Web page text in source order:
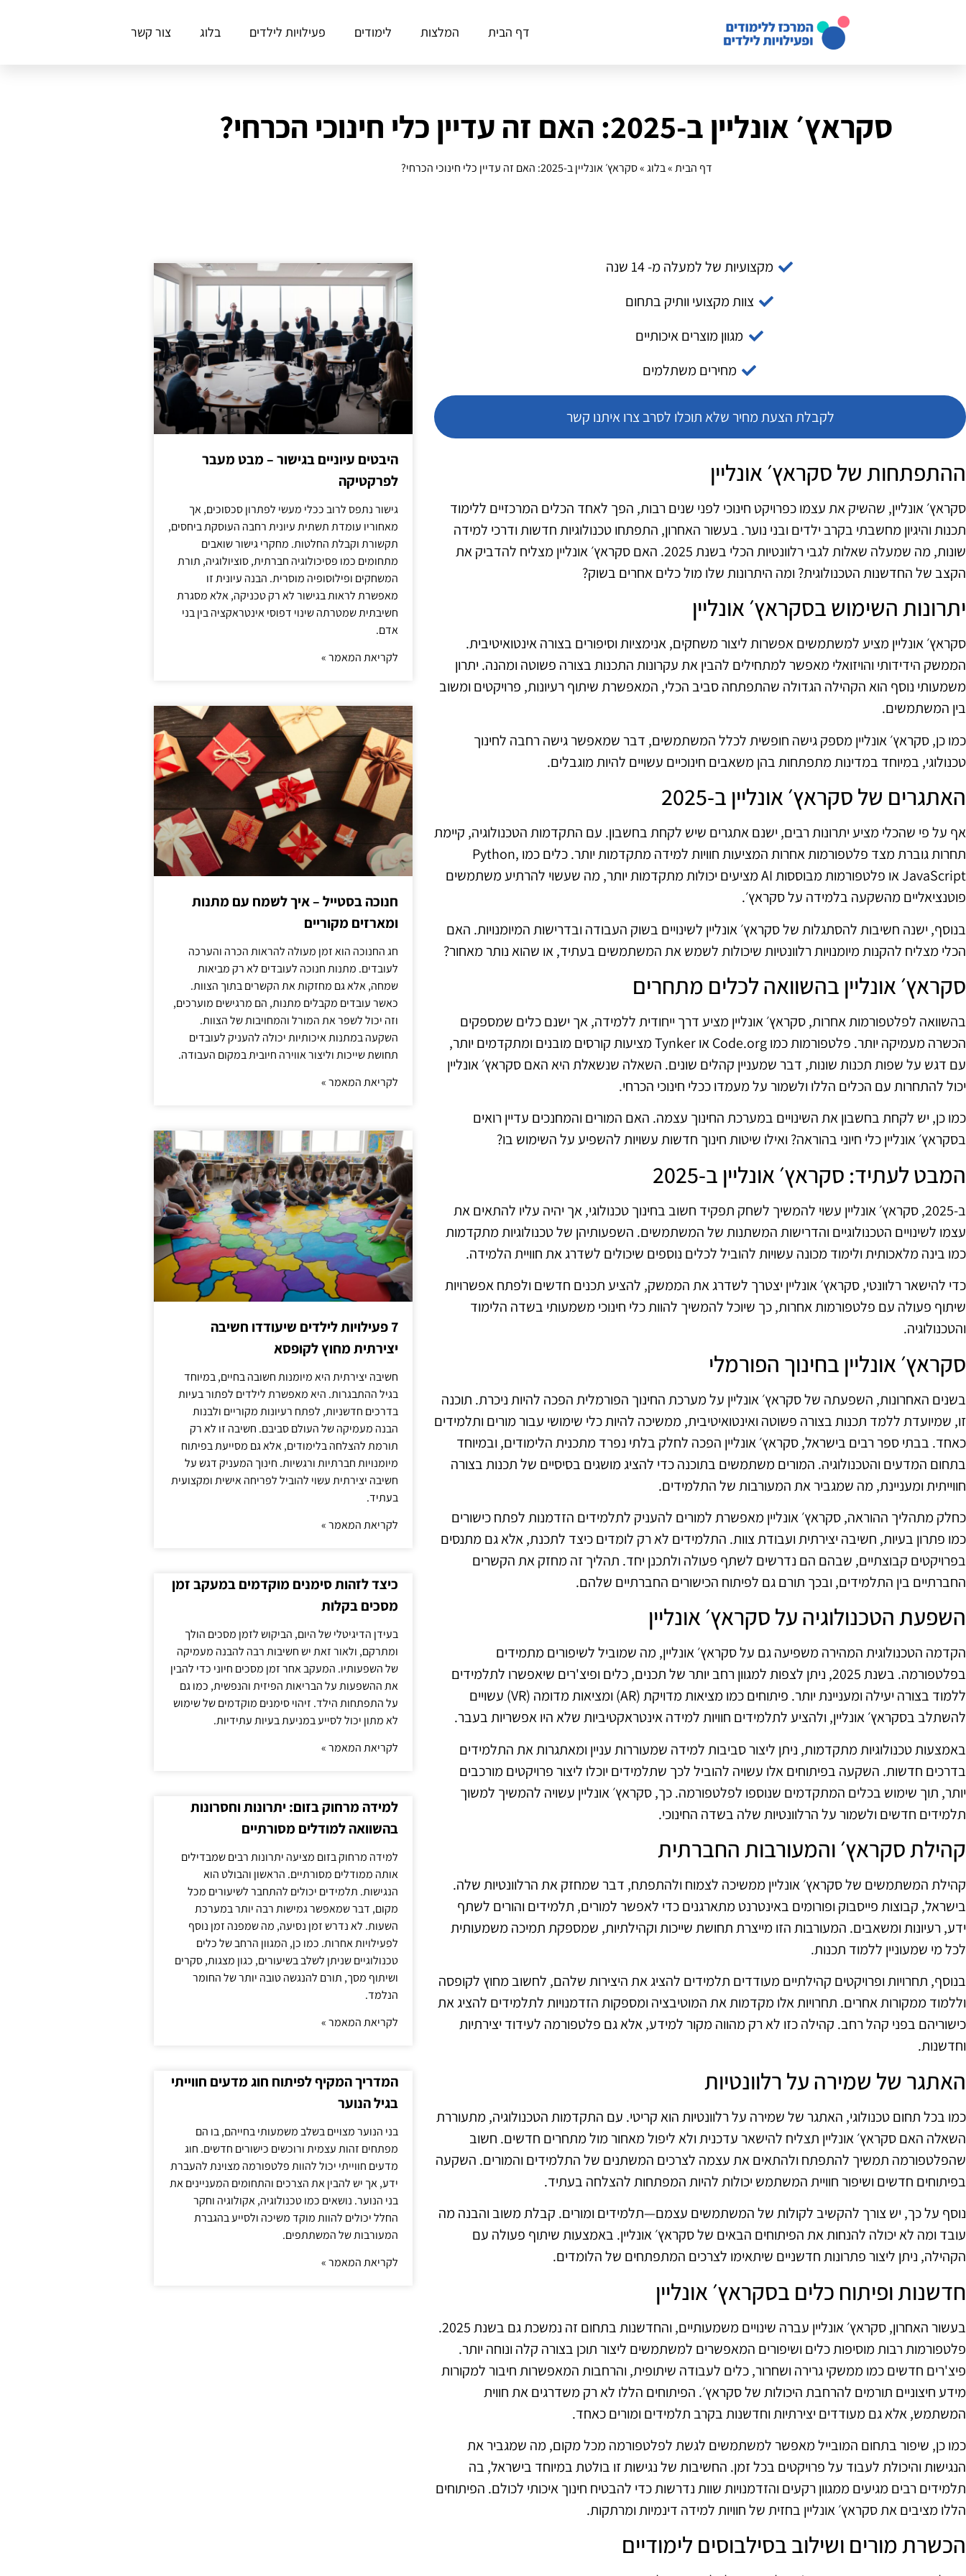
דף הבית המלצות לימודים פעילויות לילדים בלוג צור קשר
סקראץ׳ אונליין ב‑2025: האם זה עדיין כלי חינוכי הכרחי?
דף הבית»בלוג»סקראץ׳ אונליין ב‑2025: האם זה עדיין כלי חינוכי הכרחי?
מקצועיות של למעלה מ- 14 שנה
צוות מקצועי וותיק בתחום
מגוון מוצרים איכותיים
מחירים משתלמים
לקבלת הצעת מחיר שלא תוכלו לסרב צרו איתנו קשר
ההתפתחות של סקראץ׳ אונליין
סקראץ׳ אונליין, שהשיק את עצמו כפרויקט חינוכי לפני שנים רבות, הפך לאחד הכלים המרכזיים ללימוד
תכנות והיגיון מחשבתי בקרב ילדים ובני נוער. בעשור האחרון, התפתחו טכנולוגיות חדשות ודרכי למידה
שונות, מה שמעלה שאלות לגבי רלוונטיות הכלי בשנת 2025. האם סקראץ׳ אונליין מצליח להדביק את
הקצב של החדשנות הטכנולוגית? ומה היתרונות שלו מול כלים אחרים בשוק?
יתרונות השימוש בסקראץ׳ אונליין
סקראץ׳ אונליין מציע למשתמשים אפשרות ליצור משחקים, אנימציות וסיפורים בצורה אינטואיטיבית.
הממשק הידידותי והויזואלי מאפשר למתחילים להבין את עקרונות התכנות בצורה פשוטה ומהנה. יתרון
משמעותי נוסף הוא הקהילה הגדולה שהתפתחה סביב הכלי, המאפשרת שיתוף רעיונות, פרויקטים ומשוב
בין המשתמשים.
כמו כן, סקראץ׳ אונליין מספק גישה חופשית לכלל המשתמשים, דבר שמאפשר גישה רחבה לחינוך
טכנולוגי, במיוחד במדינות מתפתחות בהן משאבים חינוכיים עשויים להיות מוגבלים.
האתגרים של סקראץ׳ אונליין ב‑2025
אף על פי שהכלי מציע יתרונות רבים, ישנם אתגרים שיש לקחת בחשבון. עם התקדמות הטכנולוגיה, קיימת
תחרות גוברת מצד פלטפורמות אחרות המציעות חוויות למידה מתקדמות יותר. כלים כמו Python,
JavaScript או פלטפורמות מבוססות AI מציעים יכולות מתקדמות יותר, מה שעשוי להרתיע משתמשים
פוטנציאליים מהשקעה בלמידה על סקראץ׳.
בנוסף, ישנה חשיבות להסתגלות של סקראץ׳ אונליין לשינויים בשוק העבודה ובדרישות המיומנויות. האם
הכלי מצליח להקנות מיומנויות רלוונטיות שיכולות לשמש את המשתמשים בעתיד, או שהוא נותר מאחור?
סקראץ׳ אונליין בהשוואה לכלים מתחרים
בהשוואה לפלטפורמות אחרות, סקראץ׳ אונליין מציע דרך ייחודית ללמידה, אך ישנם כלים שמספקים
הכשרה מעמיקה יותר. פלטפורמות כמו Code.org או Tynker מציעות קורסים מובנים ומתקדמים יותר,
עם דגש על שפות תכנות שונות, דבר שמעניין קהלים שונים. השאלה שנשאלת היא האם סקראץ׳ אונליין
יכול להתחרות עם הכלים הללו ולשמור על מעמדו ככלי חינוכי הכרחי.
כמו כן, יש לקחת בחשבון את השינויים במערכת החינוך עצמה. האם המורים והמחנכים עדיין רואים
בסקראץ׳ אונליין כלי חיוני בהוראה? ואילו שיטות חינוך חדשות עשויות להשפיע על השימוש בו?
המבט לעתיד: סקראץ׳ אונליין ב‑2025
ב‑2025, סקראץ׳ אונליין עשוי להמשיך לשחק תפקיד חשוב בחינוך טכנולוגי, אך יהיה עליו להתאים את
עצמו לשינויים הטכנולוגיים והדרישות המשתנות של המשתמשים. השפעותיהן של טכנולוגיות מתקדמות
כמו בינה מלאכותית ולימוד מכונה עשויות להוביל לכלים נוספים שיכולים לשדרג את חוויית הלמידה.
כדי להישאר רלוונטי, סקראץ׳ אונליין יצטרך לשדרג את הממשק, להציע תכנים חדשים ולפתח אפשרויות
שיתוף פעולה עם פלטפורמות אחרות, כך שיוכל להמשיך להוות כלי חינוכי משמעותי בשדה הלימוד
והטכנולוגיה.
סקראץ׳ אונליין בחינוך הפורמלי
בשנים האחרונות, השפעתה של סקראץ׳ אונליין על מערכת החינוך הפורמלית הפכה להיות ניכרת. תוכנה
זו, שמיועדת ללמד תכנות בצורה פשוטה ואינטואיטיבית, ממשיכה להיות כלי שימושי עבור מורים ותלמידים
כאחד. בבתי ספר רבים בישראל, סקראץ׳ אונליין הפכה לחלק בלתי נפרד מתכנית הלימודים, ובמיוחד
בתחום המדעים והטכנולוגיה. המורים משתמשים בתוכנה כדי להציג מושגים בסיסיים של תכנות בצורה
חווייתית ומעניינת, מה שמגביר את המעורבות של התלמידים.
כחלק מתהליך ההוראה, סקראץ׳ אונליין מאפשרת למורים להעניק לתלמידים הזדמנות לפתח כישורים
כמו פתרון בעיות, חשיבה יצירתית ועבודת צוות. התלמידים לא רק לומדים כיצד לתכנת, אלא גם מתנסים
בפרויקטים קבוצתיים, שבהם הם נדרשים לשתף פעולה ולתכנן יחד. תהליך זה מחזק את הקשרים
החברתיים בין התלמידים, ובכך תורם גם לפיתוח הכישורים החברתיים שלהם.
השפעת הטכנולוגיה על סקראץ׳ אונליין
הקדמה הטכנולוגית המהירה משפיעה גם על סקראץ׳ אונליין, מה שמוביל לשיפורים מתמידים
בפלטפורמה. בשנת 2025, ניתן לצפות למגוון רחב יותר של תכנים, כלים ופיצ'רים שיאפשרו לתלמידים
ללמוד בצורה יעילה ומעניינת יותר. פיתוחים כמו מציאות מדויקת (AR) ומציאות מדומה (VR) עשויים
להשתלב בסקראץ׳ אונליין, ולהציע לתלמידים חוויות למידה אינטראקטיביות שלא היו אפשריות בעבר.
באמצעות טכנולוגיות מתקדמות, ניתן ליצור סביבות למידה שמעוררות עניין ומאתגרות את התלמידים
בדרכים חדשות. השקעה בפיתוחים אלו עשויה להוביל לכך שתלמידים יוכלו ליצור פרויקטים מורכבים
יותר, תוך שימוש בכלים המתקדמים שנוספו לפלטפורמה. כך, סקראץ׳ אונליין עשויה להמשיך למשוך
תלמידים חדשים ולשמור על הרלוונטיות שלה בשדה החינוכי.
קהילת סקראץ׳ והמעורבות החברתית
קהילת המשתמשים של סקראץ׳ אונליין ממשיכה לצמוח ולהתפתח, דבר שמחזק את הרלוונטיות שלה.
בישראל, קבוצות פייסבוק ופורומים באינטרנט מתארגנים כדי לאפשר למורים, תלמידים והורים לשתף
ידע, רעיונות ומשאבים. המעורבות הזו מייצרת תחושת שייכות וקהילתיות, שמספקת תמיכה משמעותית
לכל מי שמעוניין ללמוד תכנות.
בנוסף, תחרויות ופרויקטים קהילתיים מעודדים תלמידים להציג את היצירות שלהם, לחשוב מחוץ לקופסה
וללמוד ממקורות אחרים. תחרויות אלו מקדמות את המוטיבציה ומספקות הזדמנויות לתלמידים להציג את
כישוריהם בפני קהל רחב. קהילה כזו לא רק מהווה מקור למידע, אלא גם פלטפורמה לעידוד יצירתיות
וחדשנות.
האתגר של שמירה על רלוונטיות
כמו בכל תחום טכנולוגי, האתגר של שמירה על רלוונטיות הוא קריטי. עם התקדמות הטכנולוגיה, מתעוררת
השאלה האם סקראץ׳ אונליין תצליח להישאר עדכנית ולא ליפול מאחור מול מתחרים חדשים. חשוב
שהפלטפורמה תמשיך להתפתח ולהתאים את עצמה לצרכים המשתנים של התלמידים והמורים. השקעה
בפיתוחים חדשים ושיפור חוויית המשתמש יכולות להיות המפתחות להצלחה בעתיד.
נוסף על כך, יש צורך להקשיב לקולות של המשתמשים עצמם—תלמידים ומורים. קבלת משוב והבנה מה
עובד ומה לא יכולה להנחות את הפיתוחים הבאים של סקראץ׳ אונליין. באמצעות שיתוף פעולה עם
הקהילה, ניתן ליצור פתרונות חדשניים שיתאימו לצרכים המתפתחים של הלומדים.
חדשנות ופיתוח כלים בסקראץ׳ אונליין
בעשור האחרון, סקראץ׳ אונליין עברה שינויים משמעותיים, והחדשנות בתחום זה נמשכת גם בשנת 2025.
פלטפורמות רבות מוסיפות כלים ושיפורים המאפשרים למשתמשים ליצור תוכן בצורה קלה ונוחה יותר.
פיצ'רים חדשים כמו ממשקי גרירה ושחרור, כלים לעבודה שיתופית, והרחבות המאפשרות חיבור למקורות
מידע חיצוניים תורמים להרחבת היכולות של סקראץ׳. הפיתוחים הללו לא רק משדרגים את חווית
המשתמש, אלא גם מעודדים יצירתיות וחדשנות בקרב תלמידים ומורים כאחד.
כמו כן, שיפור בתחום המובייל מאפשר למשתמשים לגשת לפלטפורמה מכל מקום, מה שמגביר את
הנגישות והיכולת לעבוד על פרויקטים בכל זמן. החשיבות של נגישות זו בולטת במיוחד בישראל, בה
תלמידים רבים מגיעים ממגוון רקעים והזדמנויות שוות נדרשות כדי להבטיח חינוך איכותי לכולם. הפיתוחים
הללו מציבים את סקראץ׳ אונליין בחזית של חוויות למידה דינמיות ומרתקות.
הכשרת מורים ושילוב בסילבוסים לימודיים
היבטים עיוניים בגישור – מבט מעבר
לפרקטיקה
גישור נתפס לרוב ככלי מעשי לפתרון סכסוכים, אך
מאחוריו עומדת תשתית עיונית רחבה העוסקת ביחסים,
תקשורת וקבלת החלטות. מחקרי גישור שואבים
מתחומים כמו פסיכולוגיה חברתית, סוציולוגיה, תורת
המשחקים ופילוסופיה מוסרית. הבנה עיונית זו
מאפשרת לראות בגישור לא רק טכניקה, אלא מסגרת
חשיבתית שמטרתה שינוי דפוסי אינטראקציה בין בני
אדם.
לקריאת המאמר »
חנוכה בסטייל – איך לשמח עם מתנות
ומארזים מקוריים
חג החנוכה הוא זמן מעולה להראות הכרה והערכה
לעובדים. מתנות חנוכה לעובדים לא רק מביאות
שמחה, אלא גם מחזקות את הקשרים בתוך הצוות.
כאשר עובדים מקבלים מתנות, הם מרגישים מוערכים,
וזה יכול לשפר את המורל והמחויבות של הצוות.
השקעה במתנות איכותיות יכולה להעניק לעובדים
תחושת שייכות וליצור אווירה חיובית במקום העבודה.
לקריאת המאמר »
7 פעילויות לילדים שיעודדו חשיבה
יצירתית מחוץ לקופסא
חשיבה יצירתית היא מיומנות חשובה בחיים, במיוחד
בגיל ההתבגרות. היא מאפשרת לילדים לפתור בעיות
בדרכים חדשניות, לפתח רעיונות מקוריים ולבנות
הבנה מעמיקה של העולם סביבם. חשיבה זו לא רק
תורמת להצלחה בלימודים, אלא גם מסייעת בפיתוח
מיומנויות חברתיות ורגשיות. חינוך המעניק דגש על
חשיבה יצירתית עשוי להוביל לפריחה אישית ומקצועית
בעתיד.
לקריאת המאמר »
כיצד לזהות סימנים מוקדמים במעקב זמן
מסכים בקלות
בעידן הדיגיטלי של היום, הביקוש לזמן מסכים הולך
ומתרקם, ולאור זאת יש חשיבות רבה להבנה מעמיקה
של השפעותיו. המעקב אחר זמן מסכים חיוני כדי להבין
את ההשפעות על הבריאות הפיזית והנפשית, כמו גם
על התפתחות הילד. זיהוי סימנים מוקדמים של שימוש
לא מתון יכול לסייע במניעת בעיות עתידיות.
לקריאת המאמר »
למידה מרחוק בזום: יתרונות וחסרונות
בהשוואה למודלים מסורתיים
למידה מרחוק בזום מציעה יתרונות רבים שמבדילים
אותה ממודלים מסורתיים. הראשון והבולט הוא
הנגישות. תלמידים יכולים להתחבר לשיעורים מכל
מקום, דבר שמאפשר גמישות רבה יותר במערכת
השעות. לא נדרש זמן נסיעה, מה שמפנה זמן נוסף
לפעילויות אחרות. כמו כן, המגוון הרחב של כלים
טכנולוגיים שניתן לשלב בשיעורים, כגון מצגות, סקרים
ושיתוף מסך, תורם להנגשה טובה יותר של החומר
הנלמד.
לקריאת המאמר »
המדריך המקיף לפיתוח חוג מדעים חווייתי
בגיל הנוער
בני הנוער מצויים בשלב משמעותי בחייהם, בו הם
מפתחים זהות עצמית ורוכשים כישורים חדשים. חוג
מדעים חווייתי יכול להוות פלטפורמה מצוינת להעברת
ידע, אך יש להבין את הצרכים והתחומים המעניינים את
בני הנוער. נושאים כמו טכנולוגיה, אקולוגיה וחקר
החלל יכולים להוות מוקד משיכה ולסייע בהגברת
המעורבות של המשתתפים.
לקריאת המאמר »